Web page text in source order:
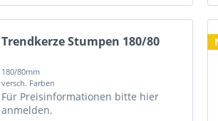
Trendkerze Stumpen 180/80
180/80mm
versch. Farben
Für Preisinformationen bitte hier
anmelden.